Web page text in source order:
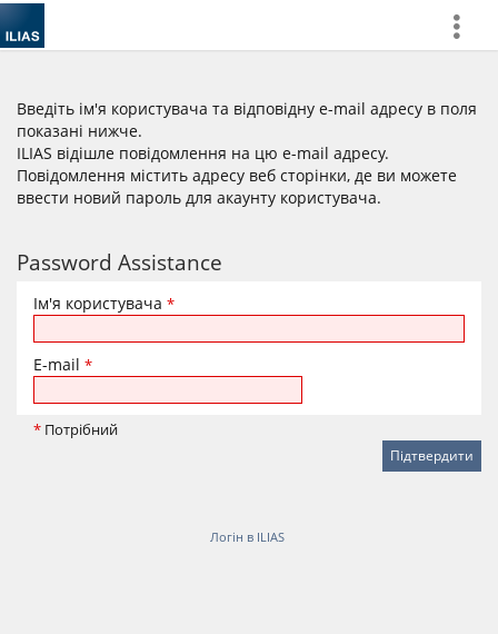
more
Введіть ім'я користувача та відповідну e-mail адресу в поля
показані нижче.
ILIAS відішле повідомлення на цю e-mail адресу.
Повідомлення містить адресу веб сторінки, де ви можете
ввести новий пароль для акаунту користувача.
Password Assistance
Ім'я користувача *
E-mail *
* Потрібний
Логін в ILIAS